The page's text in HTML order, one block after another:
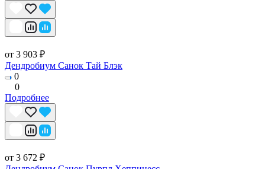
от 3 903 ₽
Дендробиум Санок Тай Блэк
0
0
Подробнее
от 3 672 ₽